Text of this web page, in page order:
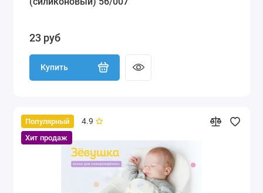
23 руб
Купить
Популярный
Хит продаж
4.9